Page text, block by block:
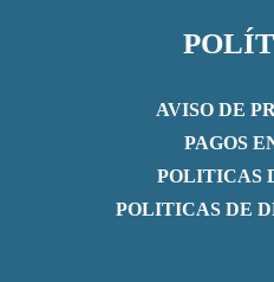
AVISO DE
PAGOS
POLITICAS
POLITICAS DE